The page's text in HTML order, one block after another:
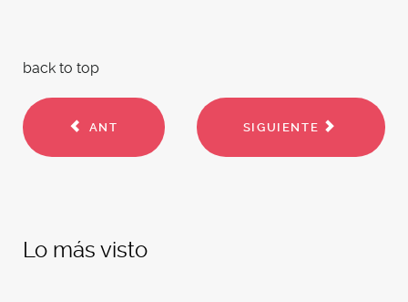
back to top
ANT SIGUIENTE
Lo más visto